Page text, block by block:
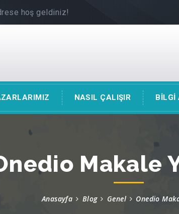
hoş geldiniz!
NASIL ÇALIŞIR BİLGİ
Makale
Anasayfa Blog Genel Onedio